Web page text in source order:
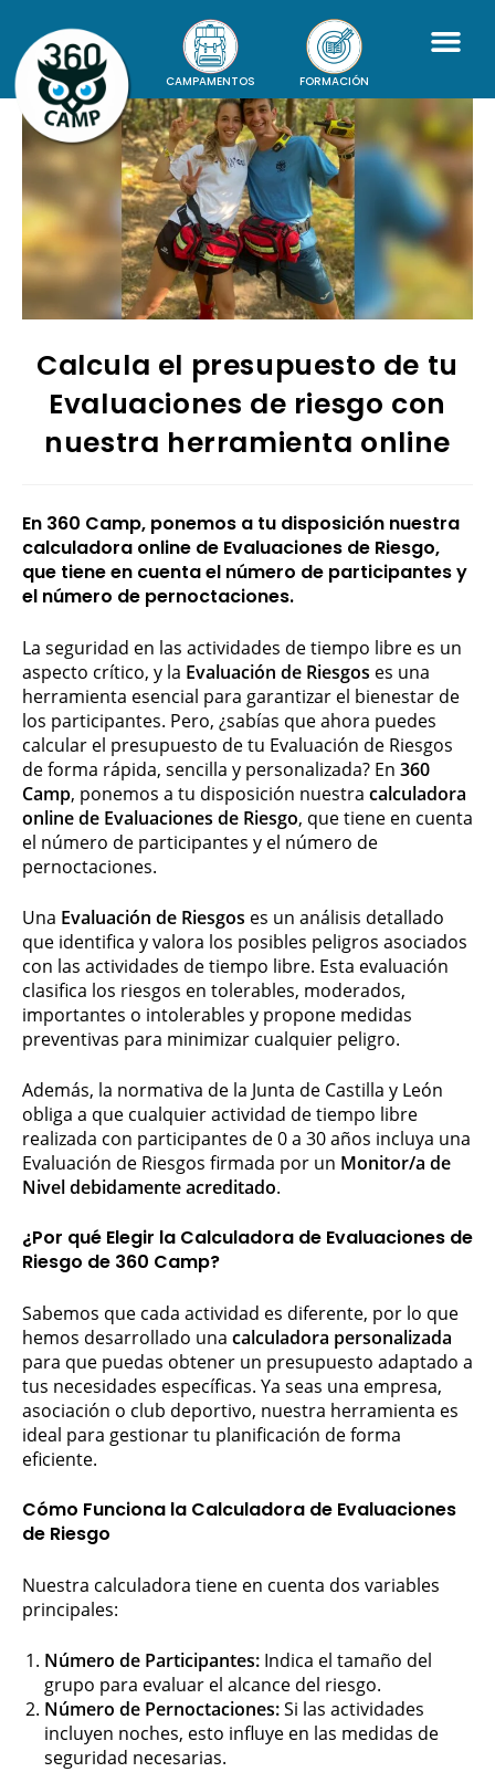
CAMPAMENTOS FORMACIÓN
Calcula el presupuesto de tu
Evaluaciones de riesgo con
nuestra herramienta online
En 360 Camp, ponemos a tu disposición nuestra
calculadora online de Evaluaciones de Riesgo,
que tiene en cuenta el número de participantes y
el número de pernoctaciones.
La seguridad en las actividades de tiempo libre es un
aspecto crítico, y la Evaluación de Riesgos es una
herramienta esencial para garantizar el bienestar de
los participantes. Pero, ¿sabías que ahora puedes
calcular el presupuesto de tu Evaluación de Riesgos
de forma rápida, sencilla y personalizada? En 360
Camp, ponemos a tu disposición nuestra calculadora
online de Evaluaciones de Riesgo, que tiene en cuenta
el número de participantes y el número de
pernoctaciones.
Una Evaluación de Riesgos es un análisis detallado
que identifica y valora los posibles peligros asociados
con las actividades de tiempo libre. Esta evaluación
clasifica los riesgos en tolerables, moderados,
importantes o intolerables y propone medidas
preventivas para minimizar cualquier peligro.
Además, la normativa de la Junta de Castilla y León
obliga a que cualquier actividad de tiempo libre
realizada con participantes de 0 a 30 años incluya una
Evaluación de Riesgos firmada por un Monitor/a de
Nivel debidamente acreditado.
¿Por qué Elegir la Calculadora de Evaluaciones de
Riesgo de 360 Camp?
Sabemos que cada actividad es diferente, por lo que
hemos desarrollado una calculadora personalizada
para que puedas obtener un presupuesto adaptado a
tus necesidades específicas. Ya seas una empresa,
asociación o club deportivo, nuestra herramienta es
ideal para gestionar tu planificación de forma
eficiente.
Cómo Funciona la Calculadora de Evaluaciones
de Riesgo
Nuestra calculadora tiene en cuenta dos variables
principales:
Número de Participantes: Indica el tamaño del
grupo para evaluar el alcance del riesgo.
Número de Pernoctaciones:Si las actividades
incluyen noches, esto influye en las medidas de
seguridad necesarias.